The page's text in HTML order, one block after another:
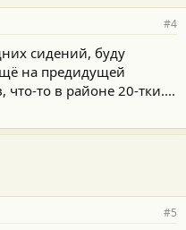
#4
сидений, буду
на предидущей
то в районе 20-тки....
#5